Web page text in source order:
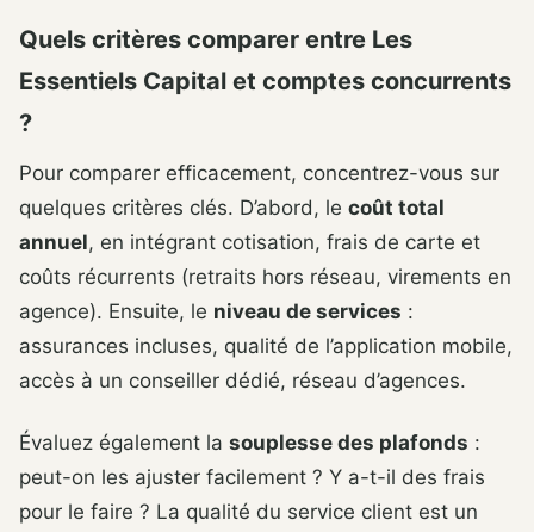
Quels critères comparer entre Les
Essentiels Capital et comptes concurrents
?
Pour comparer efficacement, concentrez-vous sur
quelques critères clés. D’abord, le coût total
annuel, en intégrant cotisation, frais de carte et
coûts récurrents (retraits hors réseau, virements en
agence). Ensuite, le niveau de services :
assurances incluses, qualité de l’application mobile,
accès à un conseiller dédié, réseau d’agences.
Évaluez également la souplesse des plafonds :
peut-on les ajuster facilement ? Y a-t-il des frais
pour le faire ? La qualité du service client est un